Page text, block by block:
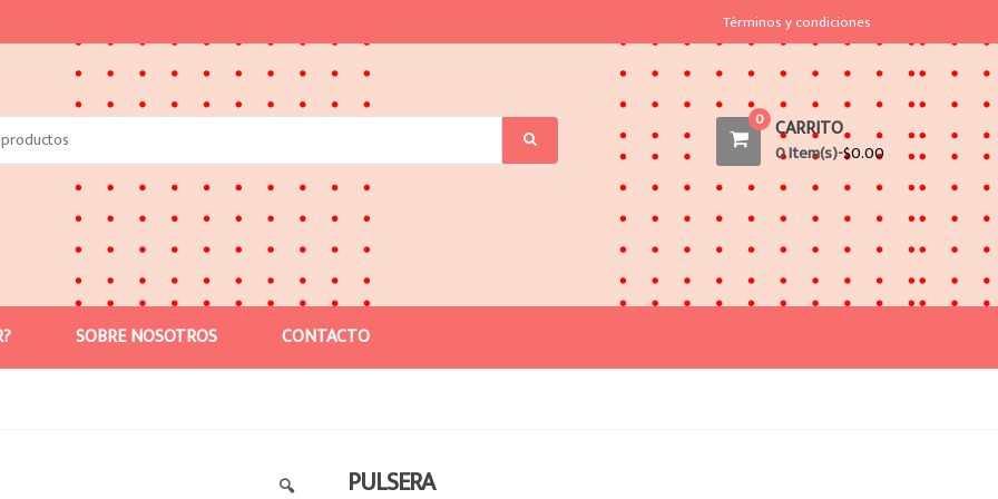
Términos y condiciones
0 CARRITO
0 Item(s)-$0.00
SOBRE NOSOTROS CONTACTO
🔍 PULSERA